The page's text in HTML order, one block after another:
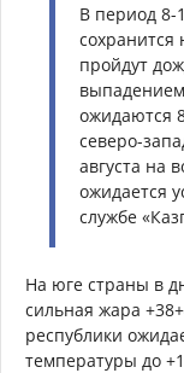
В период 8-
сохранится
пройдут
ожидаются
северо-
августа на
ожидается
службе
На юге страны в
сильная жара
республики
температуры до